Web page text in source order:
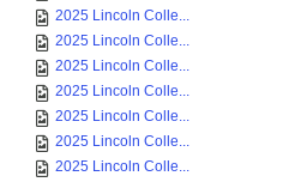
2025 Lincoln Colle...
2025 Lincoln Colle...
2025 Lincoln Colle...
2025 Lincoln Colle...
2025 Lincoln Colle...
2025 Lincoln Colle...
2025 Lincoln Colle...